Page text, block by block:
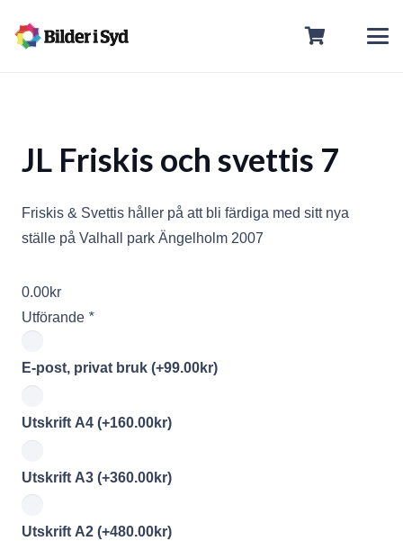
JL Friskis och svettis 7
Friskis & Svettis håller på att bli färdiga med sitt nya
ställe på Valhall park Ängelholm 2007
0.00kr
Utförande *
E-post, privat bruk (+99.00kr)
Utskrift A4 (+160.00kr)
Utskrift A3 (+360.00kr)
Utskrift A2 (+480.00kr)